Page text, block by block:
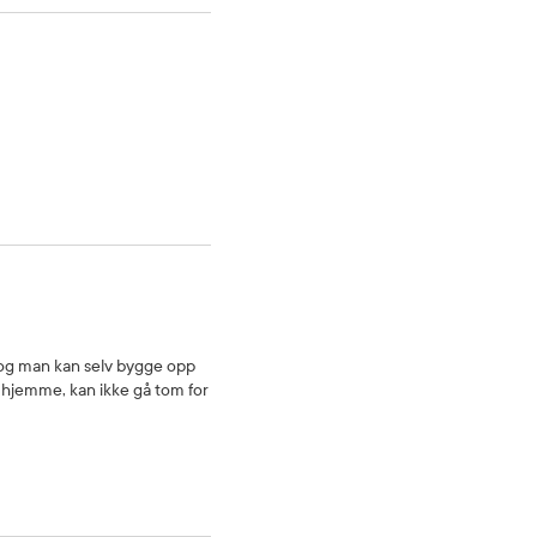
man kan selv bygge opp
kan ikke gå tom for